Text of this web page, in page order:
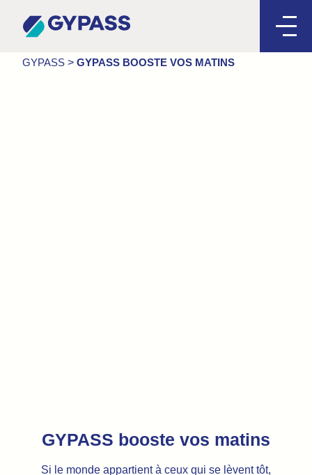
GYPASS > GYPASS BOOSTE VOS MATINS
GYPASS booste vos matins
Si le monde appartient à ceux qui se lèvent tôt,